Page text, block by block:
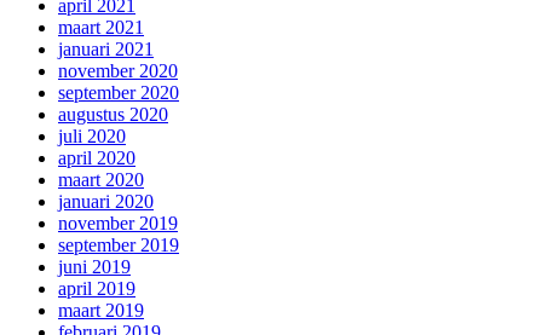
april 2021
maart 2021
januari 2021
november 2020
september 2020
augustus 2020
juli 2020
april 2020
maart 2020
januari 2020
november 2019
september 2019
juni 2019
april 2019
maart 2019